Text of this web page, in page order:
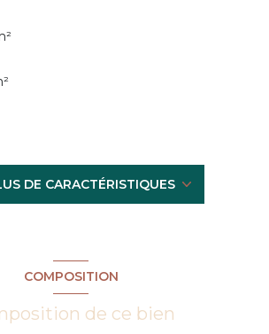
(semi-équipée)
: chaudière (gaz)
DE CARACTÉRISTIQUES
COMPOSITION
de ce bien